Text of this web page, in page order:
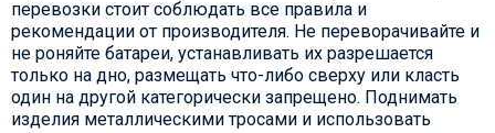
перевозки стоит соблюдать все правила и
рекомендации от производителя. Не переворачивайте и
не роняйте батареи, устанавливать их разрешается
только на дно, размещать что-либо сверху или класть
один на другой категорически запрещено. Поднимать
изделия металлическими тросами и использовать